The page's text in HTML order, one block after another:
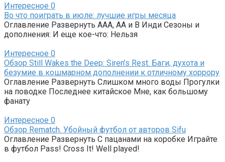
Интересное 0
Во что поиграть в июле: лучшие игры месяца
Оглавление Развернуть AAA, AA и B Инди Сезоны и
дополнения: И еще кое-что: Нельзя
Интересное 0
Обзор Still Wakes the Deep: Siren’s Rest. Баги, духота и
безумие в кошмарном дополнении к отличному хоррору
Оглавление Развернуть Слишком много воды Прогулки
на поводке Последнее китайское Мне, как большому
фанату
Интересное 0
Обзор Rematch. Убойный футбол от авторов Sifu
Оглавление Развернуть С пацанами на коробке Играйте
в футбол Pass! Cross It! Well played!